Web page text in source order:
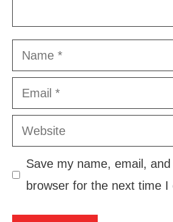
Name
Email
Website
Save my name, email,
browser for the next time I